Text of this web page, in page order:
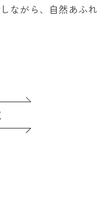
ながら、自然あふれ